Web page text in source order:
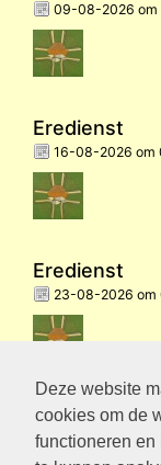
Deze website
cookies om de
functioneren
09-08-2026 om
Eredienst
16-08-2026 om
Eredienst
23-08-2026 om
Eredienst
30-08-2026